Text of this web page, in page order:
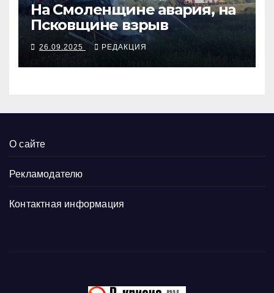
На Смоленщине авария, на
Псковщине взрыв
26.09.2025 РЕДАКЦИЯ
О сайте
Рекламодателю
Контактная информация